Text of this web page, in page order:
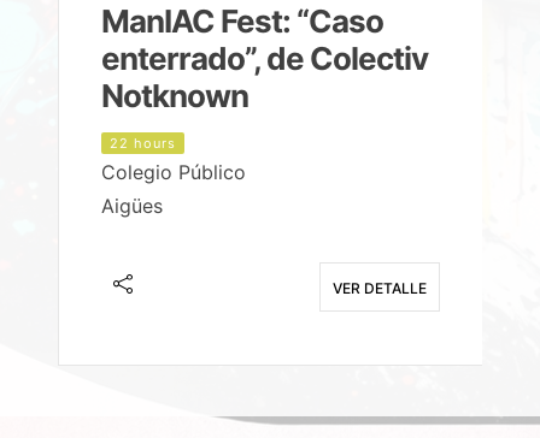
ManIAC Fest: “Caso
enterrado”, de Colectiv
Notknown
22 hours
Colegio Público
Aigües
VER DETALLE